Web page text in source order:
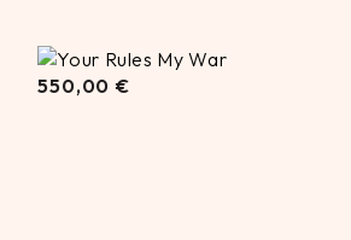
550,00 €